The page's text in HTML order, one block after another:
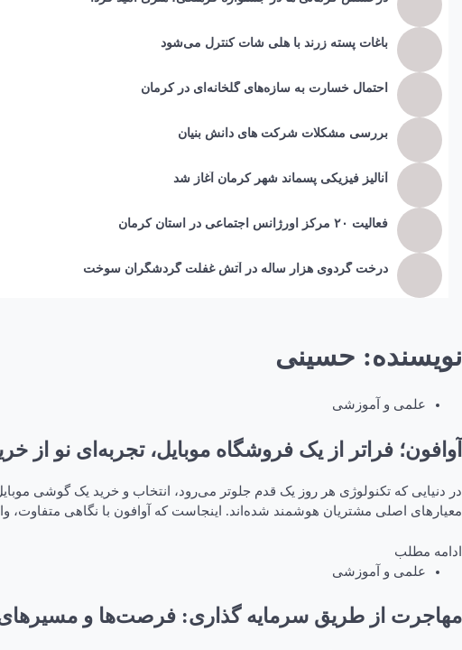
باغات پسته زرند با هلی شات کنترل می‌شود
احتمال خسارت به ساز‌ه‌های گلخانه‌ای در کرمان
بررسی مشکلات شرکت های دانش بنیان
آنالیز فیزیکی پسماند شهر کرمان آغاز شد
فعالیت ۲۰ مرکز اورژانس اجتماعی در استان کرمان
درخت گردوی هزار ساله در آتش غفلت گردشگران سوخت
نویسنده: حسینی
علمی و آموزشی
آوافون؛ فراتر از یک فروشگاه موبایل، تجربه‌ای نو از
در دنیایی که تکنولوژی هر روز یک قدم جلوتر می‌رود، انتخاب و خرید یک گوشی
معیارهای اصلی مشتریان هوشمند شده‌اند. اینجاست که آوافون با نگاهی متفاوت،
ادامه مطلب
علمی و آموزشی
مهاجرت از طریق سرمایه گذاری: فرصت‌ها و